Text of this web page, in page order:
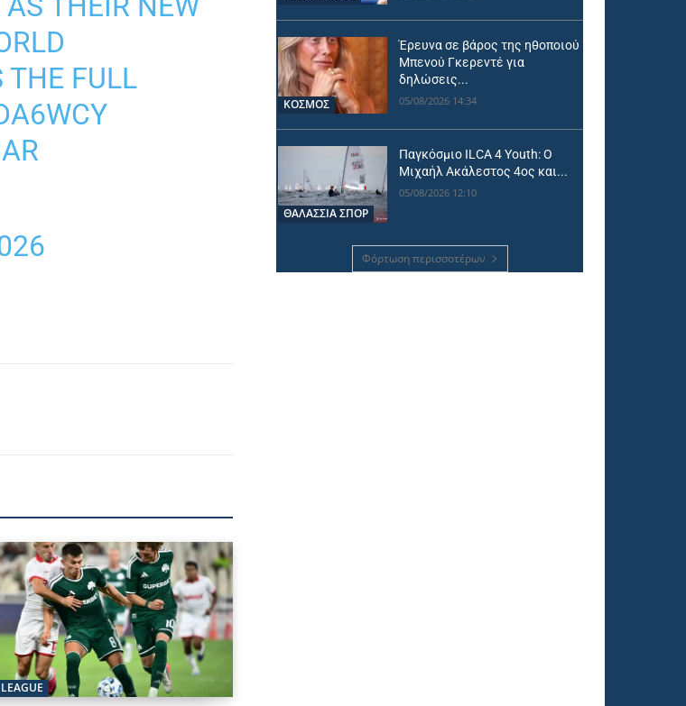
THE FULL
ΚΟΣΜΟΣ
Έρευνα σε βάρος της ηθοποιού
Μπενού Γκερεντέ για
δηλώσεις...
05/08/2026 14:34
ΘΑΛΆΣΣΙΑ ΣΠΟΡ
Παγκόσμιο ILCA 4 Youth: Ο
Μιχαήλ Ακάλεστος 4ος και...
05/08/2026 12:10
Φόρτωση περισσοτέρων